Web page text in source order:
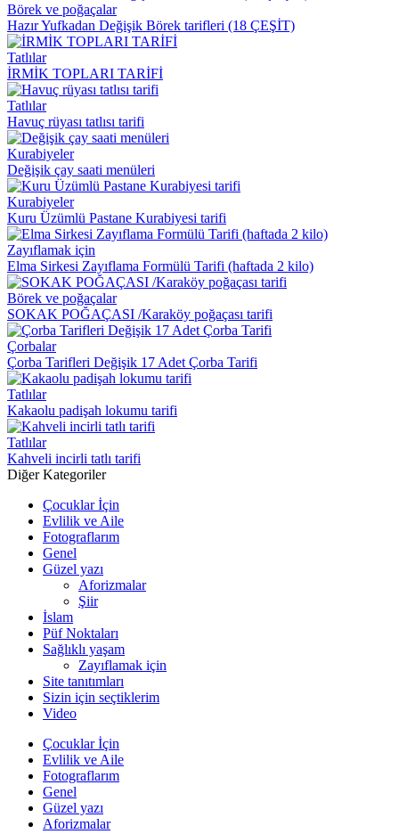
Börek ve poğaçalar
Hazır Yufkadan Değişik Börek tarifleri (18 ÇEŞİT)
Tatlılar
İRMİK TOPLARI TARİFİ
Tatlılar
Havuç rüyası tatlısı tarifi
Kurabiyeler
Değişik çay saati menüleri
Kurabiyeler
Kuru Üzümlü Pastane Kurabiyesi tarifi
Zayıflamak için
Elma Sirkesi Zayıflama Formülü Tarifi (haftada 2 kilo)
Börek ve poğaçalar
SOKAK POĞAÇASI /Karaköy poğaçası tarifi
Çorbalar
Çorba Tarifleri Değişik 17 Adet Çorba Tarifi
Tatlılar
Kakaolu padişah lokumu tarifi
Tatlılar
Kahveli incirli tatlı tarifi
Diğer Kategoriler
Çocuklar İçin
Evlilik ve Aile
Fotograflarım
Genel
Güzel yazı
Aforizmalar
Şiir
İslam
Püf Noktaları
Sağlıklı yaşam
Zayıflamak için
Site tanıtımları
Sizin için seçtiklerim
Video
Çocuklar İçin
Evlilik ve Aile
Fotograflarım
Genel
Güzel yazı
Aforizmalar